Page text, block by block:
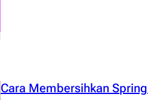
Cara Membersihkan